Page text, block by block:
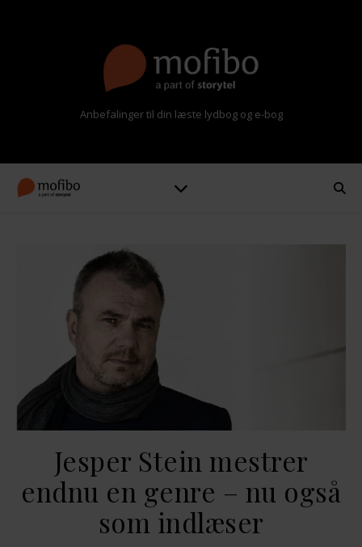
Anbefalinger til din læste lydbog og e-bog
Jesper Stein mestrer
endnu en genre – nu også
som indlæser